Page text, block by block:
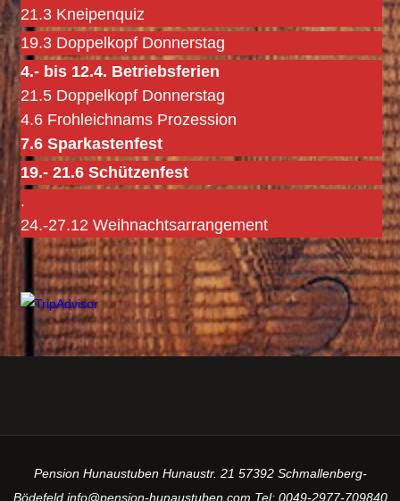
21.3 Kneipenquiz
19.3 Doppelkopf Donnerstag
4.- bis 12.4. Betriebsferien
21.5 Doppelkopf Donnerstag
4.6 Frohleichnams Prozession
7.6 Sparkastenfest
19.- 21.6 Schützenfest
.
24.-27.12 Weihnachtsarrangement
Pension Hunaustuben Hunaustr. 21 57392 Schmallenberg-
Bödefeld info@pension-hunaustuben.com Tel: 0049-2977-709840